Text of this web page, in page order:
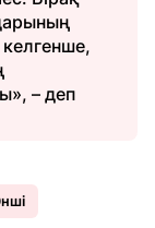
– деп